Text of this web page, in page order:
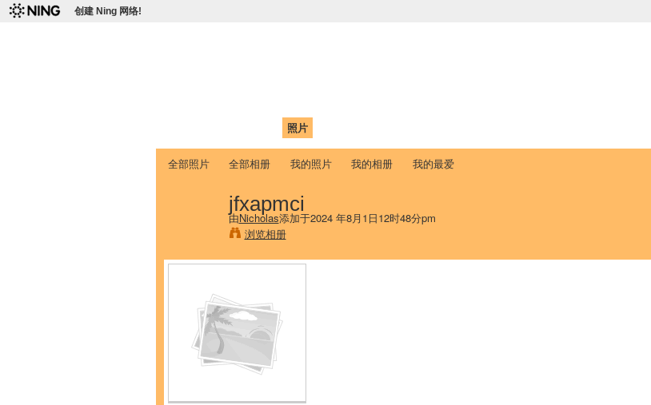
创建 Ning 网络!
照片
全部照片 全部相册 我的照片 我的相册 我的最爱
jfxapmci
由Nicholas添加于2024 年8月1日12时48分pm
浏览相册